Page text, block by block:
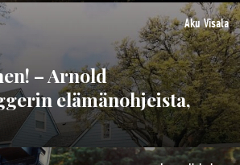
Aku Visala
– Arnold
elämänohjeista,